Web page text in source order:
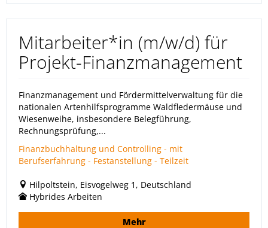
Mitarbeiter*in (m/w/d) für
Projekt-Finanzmanagement
Finanzmanagement und Fördermittelverwaltung für die
nationalen Artenhilfsprogramme Waldfledermäuse und
Wiesenweihe, insbesondere Belegführung,
Rechnungsprüfung,...
Finanzbuchhaltung und Controlling - mit
Berufserfahrung - Festanstellung - Teilzeit
Hilpoltstein, Eisvogelweg 1, Deutschland
Hybrides Arbeiten
Mehr